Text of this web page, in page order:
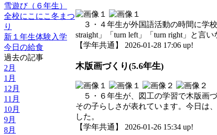
雪遊び（６年生）
全校にこにこ冬まつ
り
新１年生体験入学
今日の給食
過去の記事
2月
1月
12月
11月
10月
9月
8月
３・４年生が外国語活動の時間に学
straight」「turn left」「turn right」と言
【学年共通】 2026-01-28 17:06 up!
木版画づくり(5.6年生)
５・６年生が、図工の学習で木版画
その子らしさが表れています。今日は
した。
【学年共通】 2026-01-26 15:34 up!